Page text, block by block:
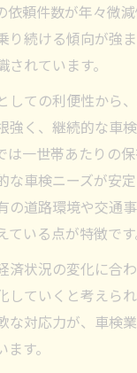
活性化と雇用創出
の車検動向と最新
の最新技術導入事
事業の市場規模と
界の動向と車検へ
などIT化が進む車検現
ビスの効率化と技
まる車検市場の要因
車検市場が拡大する
合の活動が注目さ
が車検市場に果た
事故と車検需要の
依頼件数が年々微
り続ける傾向が強
れています。
しての利便性から
強く、継続的な車
一世帯あたりの保
な車検ニーズが安
の道路環境や交通
いる点が特徴です
済状況の変化に合
していくと考えら
な対応力が、車検
す。